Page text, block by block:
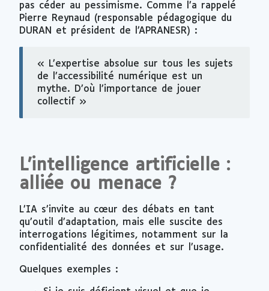
pas céder au pessimisme. Comme l’a rappelé
Pierre Reynaud (responsable pédagogique du
DURAN et président de l’APRANESR) :
« L’expertise absolue sur tous les sujets
de l’accessibilité numérique est un
mythe. D’où l’importance de jouer
collectif »
L’intelligence artificielle :
alliée ou menace ?
L’IA s’invite au cœur des débats en tant
qu’outil d’adaptation, mais elle suscite des
interrogations légitimes, notamment sur la
confidentialité des données et sur l’usage.
Quelques exemples :